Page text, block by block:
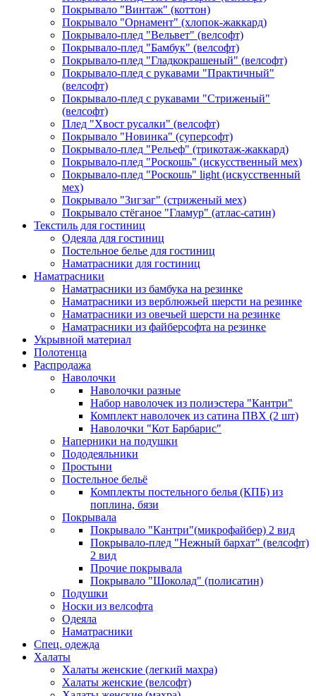
Покрывало "Винтаж" (коттон)
Покрывало "Орнамент" (хлопок-жаккард)
Покрывало-плед "Вельвет" (велсофт)
Покрывало-плед "Бамбук" (велсофт)
Покрывало-плед "Гладкокрашеный" (велсофт)
Покрывало-плед с рукавами "Практичный"
(велсофт)
Покрывало-плед с рукавами "Стриженый"
(велсофт)
Плед "Хвост русалки" (велсофт)
Покрывало "Новинка" (суперсофт)
Покрывало-плед "Рельеф" (трикотаж-жаккард)
Покрывало-плед "Роскошь" (искусственный мех)
Покрывало-плед "Роскошь" light (искусственный
мех)
Покрывало "Зигзаг" (стриженый мех)
Покрывало стёганое "Гламур" (атлас-сатин)
Текстиль для гостиниц
Одеяла для гостиниц
Постельное белье для гостиниц
Наматрасники для гостиниц
Наматрасники
Наматрасники из бамбука на резинке
Наматрасники из верблюжьей шерсти на резинке
Наматрасники из овечьей шерсти на резинке
Наматрасники из файберсофта на резинке
Укрывной материал
Полотенца
Распродажа
Наволочки
Наволочки разные
Набор наволочек из полиэстера "Кантри"
Комплект наволочек из сатина ПВХ (2 шт)
Наволочки "Кот Барбарис"
Наперники на подушки
Пододеяльники
Простыни
Постельное бельё
Комплекты постельного белья (КПБ) из
поплина, бязи
Покрывала
Покрывало "Кантри"(микрофайбер) 2 вид
Покрывало-плед "Нежный бархат" (велсофт)
2 вид
Прочие покрывала
Покрывало "Шоколад" (полисатин)
Подушки
Носки из велсофта
Одеяла
Наматрасники
Спец. одежда
Халаты
Халаты женские (легкий махра)
Халаты женские (велсофт)